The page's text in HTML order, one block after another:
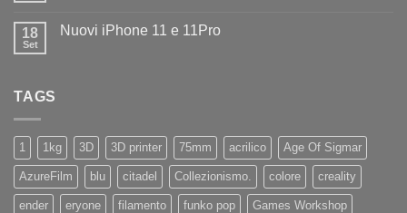
la
nuovissima
Diamo
18
Set
Nuovi iPhone 11 e 11Pro
TAGS
1 1kg 3D 3D printer 75mm acrilico Age Of Sigmar
AzureFilm blu citadel Collezionismo. colore creality
ender eryone filamento funko pop Games Workshop